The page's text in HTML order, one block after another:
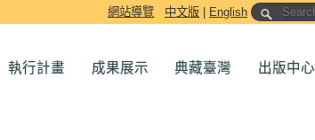
網站導覽 中文版 English
執行計畫 成果展示 典藏臺灣 出版中心